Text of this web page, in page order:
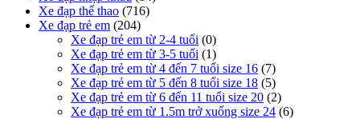
Xe đạp thể thao (716)
Xe đạp trẻ em (204)
Xe đạp trẻ em từ 2-4 tuổi (0)
Xe đạp trẻ em từ 3-5 tuổi (1)
Xe đạp trẻ em từ 4 đến 7 tuổi size 16 (7)
Xe đạp trẻ em từ 5 đến 8 tuổi size 18 (5)
Xe đạp trẻ em từ 6 đến 11 tuổi size 20 (2)
Xe đạp trẻ em từ 1.5m trở xuống size 24 (6)